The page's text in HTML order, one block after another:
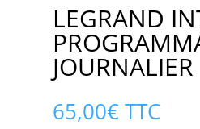
LEGRAND
JOURNALIER
65,00€TTC